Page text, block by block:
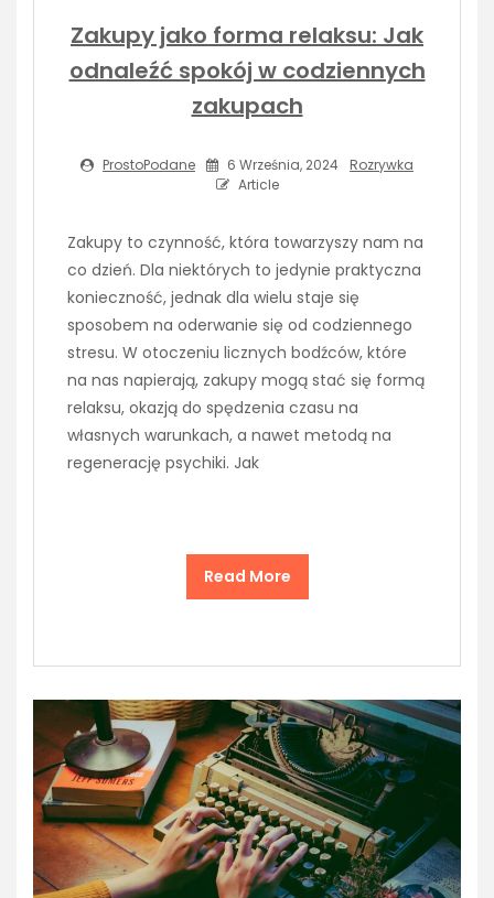
Zakupy jako forma relaksu: Jak
odnaleźć spokój w codziennych
zakupach
ProstoPodane 6 Września, 2024
Rozrywka
Article
Zakupy to czynność, która towarzyszy nam na
co dzień. Dla niektórych to jedynie praktyczna
konieczność, jednak dla wielu staje się
sposobem na oderwanie się od codziennego
stresu. W otoczeniu licznych bodźców, które
na nas napierają, zakupy mogą stać się formą
relaksu, okazją do spędzenia czasu na
własnych warunkach, a nawet metodą na
regenerację psychiki. Jak
Read More